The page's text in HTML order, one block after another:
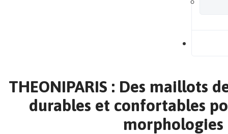
THEONIPARIS : Des maillots
durables et confortables
morphologies